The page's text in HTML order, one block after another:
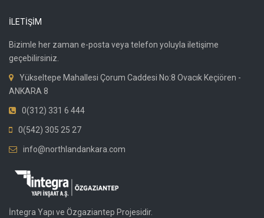
İLETİŞİM
Bizimle her zaman e-posta veya telefon yoluyla iletişime
geçebilirsiniz.
Yükseltepe Mahallesi Çorum Caddesi No:8 Ovacık Keçiören -
ANKARA 8
0(312) 331 6 444
0(542) 305 25 27
info@northlandankara.com
İntegra Yapı ve Özgaziantep Projesidir.